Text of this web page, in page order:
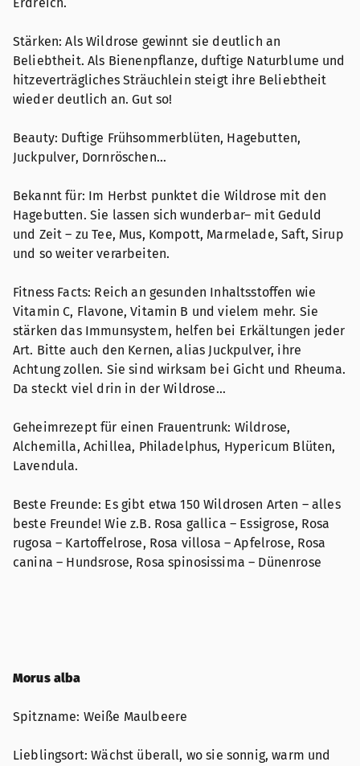
Erdreich.
Stärken: Als Wildrose gewinnt sie deutlich an
Beliebtheit. Als Bienenpflanze, duftige Naturblume und
hitzeverträgliches Sträuchlein steigt ihre Beliebtheit
wieder deutlich an. Gut so!
Beauty: Duftige Frühsommerblüten, Hagebutten,
Juckpulver, Dornröschen…
Bekannt für: Im Herbst punktet die Wildrose mit den
Hagebutten. Sie lassen sich wunderbar– mit Geduld
und Zeit – zu Tee, Mus, Kompott, Marmelade, Saft, Sirup
und so weiter verarbeiten.
Fitness Facts: Reich an gesunden Inhaltsstoffen wie
Vitamin C, Flavone, Vitamin B und vielem mehr. Sie
stärken das Immunsystem, helfen bei Erkältungen jeder
Art. Bitte auch den Kernen, alias Juckpulver, ihre
Achtung zollen. Sie sind wirksam bei Gicht und Rheuma.
Da steckt viel drin in der Wildrose…
Geheimrezept für einen Frauentrunk: Wildrose,
Alchemilla, Achillea, Philadelphus, Hypericum Blüten,
Lavendula.
Beste Freunde: Es gibt etwa 150 Wildrosen Arten – alles
beste Freunde! Wie z.B. Rosa gallica – Essigrose, Rosa
rugosa – Kartoffelrose, Rosa villosa – Apfelrose, Rosa
canina – Hundsrose, Rosa spinosissima – Dünenrose
Morus alba
Spitzname: Weiße Maulbeere
Lieblingsort: Wächst überall, wo sie sonnig, warm und